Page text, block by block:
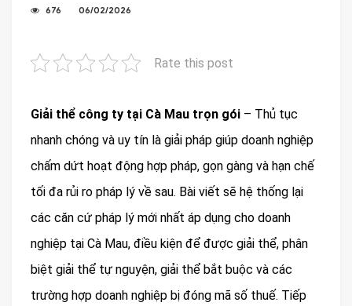
676 06/02/2026
Rate this post
Giải thể công ty tại Cà Mau trọn gói – Thủ tục
nhanh chóng và uy tín là giải pháp giúp doanh nghiệp
chấm dứt hoạt động hợp pháp, gọn gàng và hạn chế
tối đa rủi ro pháp lý về sau. Bài viết sẽ hệ thống lại
các căn cứ pháp lý mới nhất áp dụng cho doanh
nghiệp tại Cà Mau, điều kiện để được giải thể, phân
biệt giải thể tự nguyện, giải thể bắt buộc và các
trường hợp doanh nghiệp bị đóng mã số thuế. Tiếp